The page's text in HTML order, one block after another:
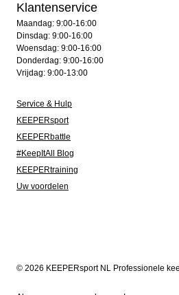
Klantenservice
Maandag: 9:00-16:00
Dinsdag: 9:00-16:00
Woensdag: 9:00-16:00
Donderdag: 9:00-16:00
Vrijdag: 9:00-13:00
Service & Hulp
KEEPERsport
KEEPERbattle
#KeepItAll Blog
KEEPERtraining
Uw voordelen
© 2026 KEEPERsport NL Professionele